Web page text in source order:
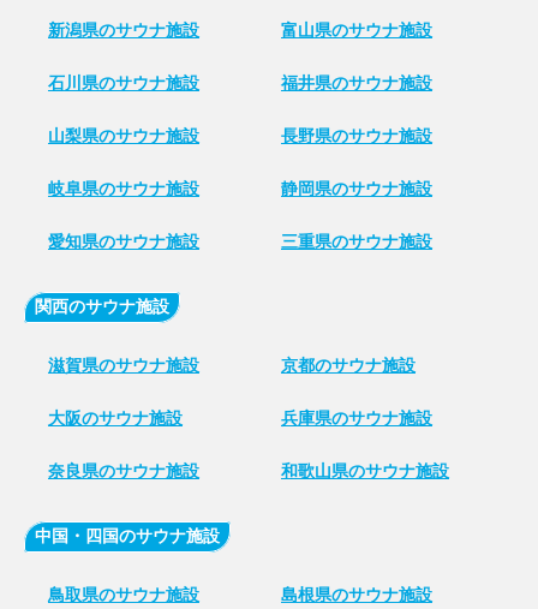
新潟県のサウナ施設 富山県のサウナ施設
石川県のサウナ施設 福井県のサウナ施設
山梨県のサウナ施設 長野県のサウナ施設
岐阜県のサウナ施設 静岡県のサウナ施設
愛知県のサウナ施設 三重県のサウナ施設
関西のサウナ施設
滋賀県のサウナ施設 京都のサウナ施設
大阪のサウナ施設 兵庫県のサウナ施設
奈良県のサウナ施設 和歌山県のサウナ施設
中国・四国のサウナ施設
鳥取県のサウナ施設 島根県のサウナ施設